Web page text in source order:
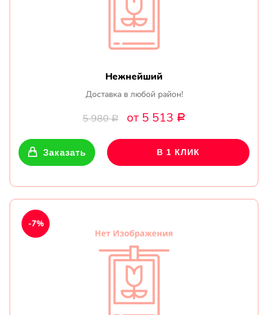
Нежнейший
Доставка в любой район!
5 980Р от 5 513 Р
Заказать В 1 КЛИК
-7%